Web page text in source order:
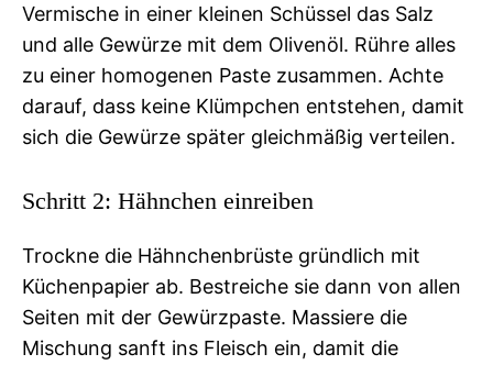
Vermische in einer kleinen Schüssel das Salz
und alle Gewürze mit dem Olivenöl. Rühre alles
zu einer homogenen Paste zusammen. Achte
darauf, dass keine Klümpchen entstehen, damit
sich die Gewürze später gleichmäßig verteilen.
Schritt 2: Hähnchen einreiben
Trockne die Hähnchenbrüste gründlich mit
Küchenpapier ab. Bestreiche sie dann von allen
Seiten mit der Gewürzpaste. Massiere die
Mischung sanft ins Fleisch ein, damit die